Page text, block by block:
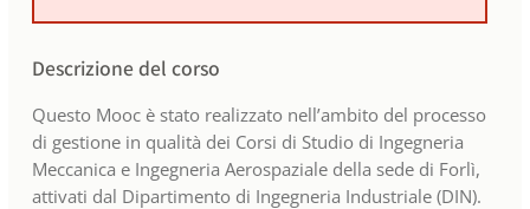
Descrizione del corso
Questo Mooc è stato realizzato nell’ambito del processo
di gestione in qualità dei Corsi di Studio di Ingegneria
Meccanica e Ingegneria Aerospaziale della sede di Forlì,
attivati dal Dipartimento di Ingegneria Industriale (DIN).